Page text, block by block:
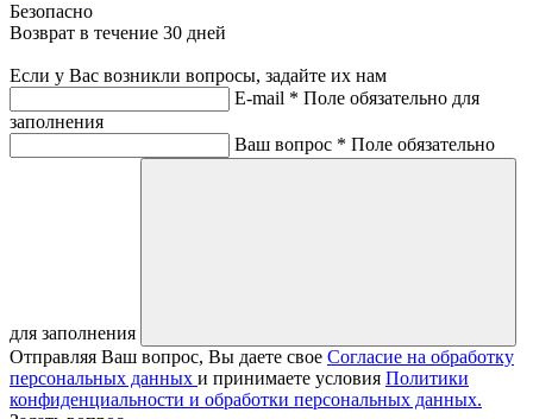
Безопасно
Возврат в течение 30 дней
Если у Вас возникли вопросы, задайте их нам
E-mail * Поле обязательно для
заполнения
Ваш вопрос * Поле обязательно
для заполнения
Отправляя Ваш вопрос, Вы даете свое Согласие на обработку
персональных данных и принимаете условия Политики
конфиденциальности и обработки персональных данных.